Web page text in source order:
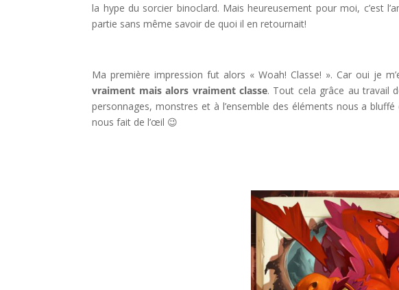
la hype du sorcier binoclard. Mais heureusement pour moi, c’est
partie sans même savoir de quoi il en retournait!
Ma première impression fut alors « Woah! Classe! ». Car oui je
vraiment mais alors vraiment classe. Tout cela grâce au travail
personnages, monstres et à l’ensemble des éléments nous a
nous fait de l’œil 😉